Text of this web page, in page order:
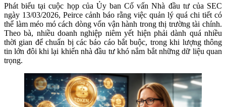
Phát biểu tại cuộc họp của Ủy ban Cố vấn Nhà đầu tư của SEC
ngày 13/03/2026, Peirce cảnh báo rằng việc quản lý quá chi tiết có
thể làm méo mó cách dòng vốn vận hành trong thị trường tài chính.
Theo bà, nhiều doanh nghiệp niêm yết hiện phải dành quá nhiều
thời gian để chuẩn bị các báo cáo bắt buộc, trong khi lượng thông
tin lớn đôi khi lại khiến nhà đầu tư khó nắm bắt những dữ liệu quan
trọng.